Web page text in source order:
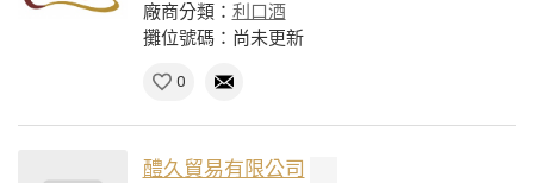
廠商分類： 利口酒
攤位號碼：尚未更新
0
醴久貿易有限公司